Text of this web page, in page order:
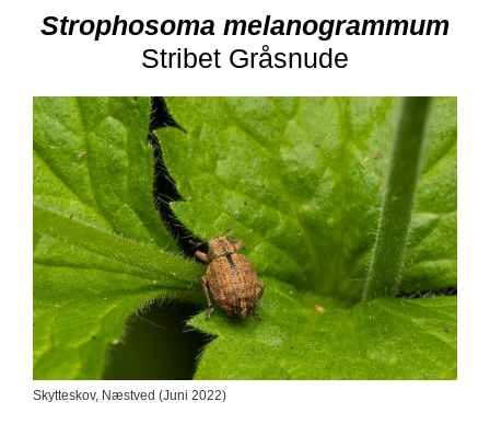
Strophosoma melanogrammum
Stribet Gråsnude
Skytteskov, Næstved (Juni 2022)